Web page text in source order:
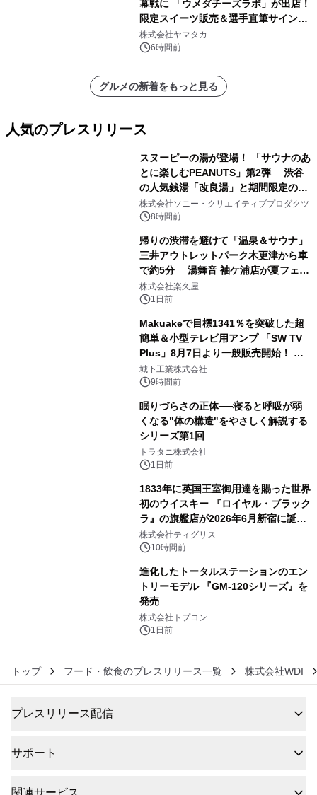
幕戦に 「ウメダチーズラボ」が出店！
限定スイーツ販売＆選手直筆サイング
ッズが当たる抽選会を 8月8日に開催
株式会社ヤマタカ
6時間前
グルメの新着をもっと見る
人気のプレスリリース
スヌーピーの湯が登場！ 「サウナのあ
とに楽しむPEANUTS」第2弾 渋谷
の人気銭湯「改良湯」と期間限定のコ
ラボレーション サウナイキタイコラ
ボグッズも発売決定！
株式会社ソニー・クリエイティブプロダクツ
8時間前
帰りの渋滞を避けて「温泉＆サウナ」
三井アウトレットパーク木更津から車
で約5分 湯舞音 袖ケ浦店が夏フェア
メニューを提供
株式会社楽久屋
1日前
Makuakeで目標1341％を突破した超
簡単＆小型テレビ用アンプ 「SW TV
Plus」8月7日より一般販売開始！ ケ
ーブル1本つなぐだけ、テレビの音が
ぐっと豊かに
城下工業株式会社
9時間前
眠りづらさの正体──寝ると呼吸が弱
くなる"体の構造"をやさしく解説する
シリーズ第1回
トラタニ株式会社
1日前
1833年に英国王室御用達を賜った世界
初のウイスキー 『ロイヤル・ブラック
ラ』の旗艦店が2026年6月新宿に誕
生 バカルディ ジャパンと連携した
没入型バー「BAR Arca」
株式会社ティグリス
10時間前
進化したトータルステーションのエン
トリーモデル 『GM-120シリーズ』を
発売
株式会社トプコン
1日前
トップ フード・飲食のプレスリリース一覧 株式会社WDI
プレスリリース配信
サポート
関連サービス